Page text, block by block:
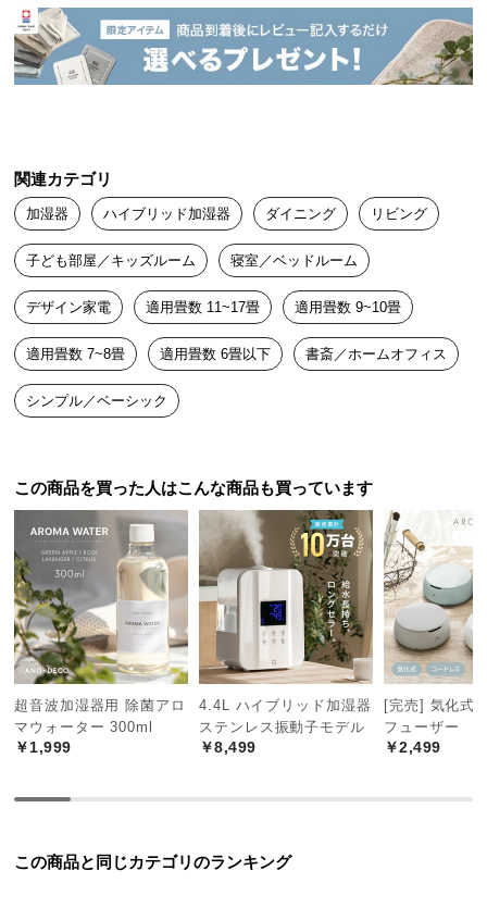
中
型
商
品
に
つ
い
て
小
型
商
品
の
に
つ
い
て
開
梱
設
置
サ
ー
い
ぼん 2022/01/28
関連カテゴリ
加湿器 ハイブリッド加湿器 ダイニング リビング
子ども部屋／キッズルーム 寝室／ベッドルーム
デザイン家電 適用畳数 11~17畳 適用畳数 9~10畳
適用畳数 7~8畳 適用畳数 6畳以下 書斎／ホームオフィス
シンプル／ベーシック
この商品を買った人はこんな商品も買っています
超音波加湿器用 除菌アロ
マウォーター 300ml
￥1,999
4.4L ハイブリッド加湿器
ステンレス振動子モデル
￥8,499
[完売] 気化式
フューザー
￥2,499
この商品と同じカテゴリのランキング